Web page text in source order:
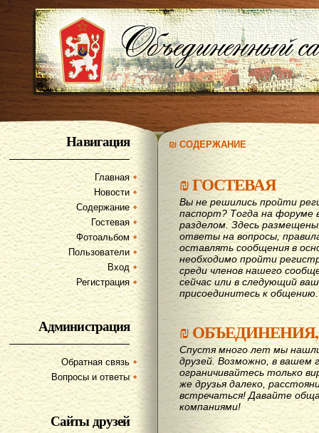
Навигация
Главная
Новости
Содержание
Гостевая
Фотоальбом
Пользователи
Вход
Регистрация
Администрация
Обратная связь
Вопросы и ответы
Сайты друзей
₪ СОДЕРЖАНИЕ
₪ГОСТЕВАЯ
Вы не решились пройти
паспорт? Тогда на форуме
разделом. Здесь
ответы на вопросы,
оставлять сообщения в
необходимо пройти
среди членов нашего
сейчас или в следующий
присоединитесь к общению.
₪
Спустя много лет мы
друзей. Возможно, в вашем
ограничивайтесь только
же друзья далеко,
вcтречаться! Давайте
компаниями!